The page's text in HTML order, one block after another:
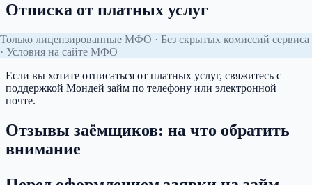
Отписка от платных услуг
Только лицензированные МФО · Без скрытых комиссий сервиса
· Условия на сайте МФО
Если вы хотите отписаться от платных услуг, свяжитесь с
поддержкой Мондей займ по телефону или электронной
почте.
Отзывы заёмщиков: на что обратить
внимание